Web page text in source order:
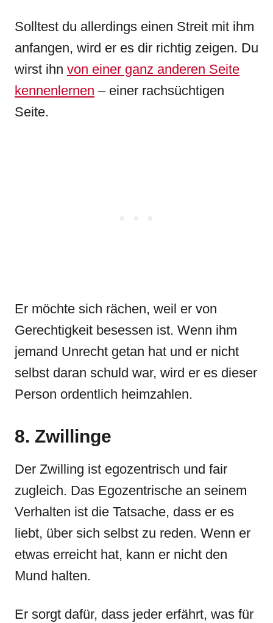
Solltest du allerdings einen Streit mit ihm
anfangen, wird er es dir richtig zeigen. Du
wirst ihn von einer ganz anderen Seite
kennenlernen – einer rachsüchtigen
Seite.
Er möchte sich rächen, weil er von
Gerechtigkeit besessen ist. Wenn ihm
jemand Unrecht getan hat und er nicht
selbst daran schuld war, wird er es dieser
Person ordentlich heimzahlen.
8. Zwillinge
Der Zwilling ist egozentrisch und fair
zugleich. Das Egozentrische an seinem
Verhalten ist die Tatsache, dass er es
liebt, über sich selbst zu reden. Wenn er
etwas erreicht hat, kann er nicht den
Mund halten.
Er sorgt dafür, dass jeder erfährt, was für